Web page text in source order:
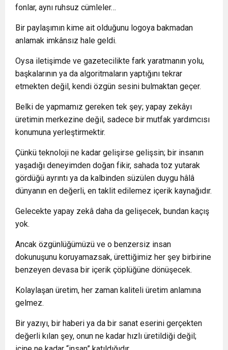
fonlar, aynı ruhsuz cümleler…
Bir paylaşımın kime ait olduğunu logoya bakmadan
anlamak imkânsız hale geldi.
Oysa iletişimde ve gazetecilikte fark yaratmanın yolu,
başkalarının ya da algoritmaların yaptığını tekrar
etmekten değil, kendi özgün sesini bulmaktan geçer.
Belki de yapmamız gereken tek şey; yapay zekâyı
üretimin merkezine değil, sadece bir mutfak yardımcısı
konumuna yerleştirmektir.
Çünkü teknoloji ne kadar gelişirse gelişsin; bir insanın
yaşadığı deneyimden doğan fikir, sahada toz yutarak
gördüğü ayrıntı ya da kalbinden süzülen duygu hâlâ
dünyanın en değerli, en taklit edilemez içerik kaynağıdır.
Gelecekte yapay zekâ daha da gelişecek, bundan kaçış
yok.
Ancak özgünlüğümüzü ve o benzersiz insan
dokunuşunu koruyamazsak, ürettiğimiz her şey birbirine
benzeyen devasa bir içerik çöplüğüne dönüşecek.
Kolaylaşan üretim, her zaman kaliteli üretim anlamına
gelmez.
Bir yazıyı, bir haberi ya da bir sanat eserini gerçekten
değerli kılan şey, onun ne kadar hızlı üretildiği değil;